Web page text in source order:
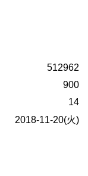
512962
900
14
2018-11-20(火)